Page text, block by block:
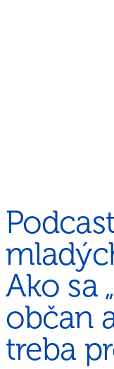
Ako sa
občan
treba